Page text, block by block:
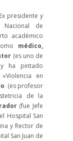
presidente y
de
académico
médico,
(es uno de
ha pintado
en
(es profesor
de la
(fue Jefe
Hospital San
y Rector de
San Juan de